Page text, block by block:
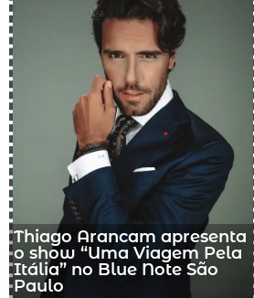
Thiago Arancam apresenta
o show “Uma Viagem Pela
Itália” no Blue Note São
Paulo